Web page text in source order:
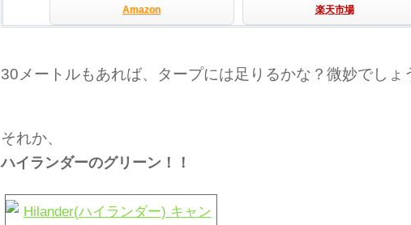
Amazon 楽天市場
30メートルもあれば、タープには足りるかな？微妙でしょ
それか、
ハイランダーのグリーン！！